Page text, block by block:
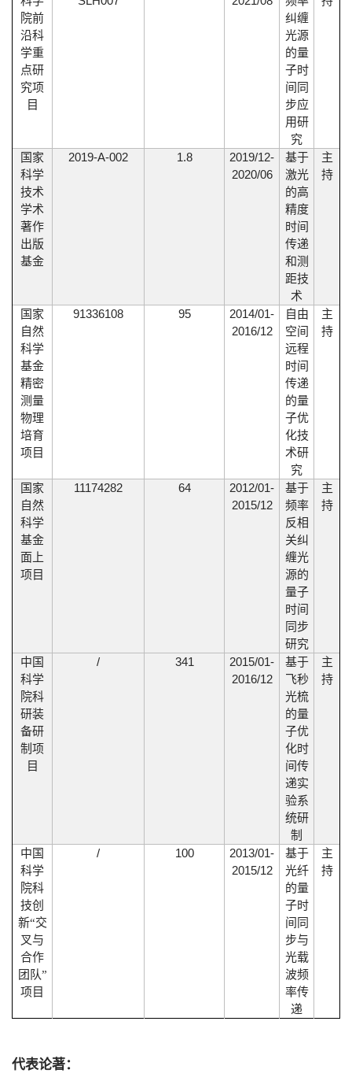
院前
沿科
学重
点研
究项
目
纠缠
光源
的量
子时
间同
步应
用研
究
国家
科学
技术
学术
著作
出版
基金
2019-A-002 1.8
2019/12-
2020/06
基于
激光
的高
精度
时间
传递
和测
距技
术
主
持
国家
自然
科学
基金
精密
测量
物理
培育
项目
91336108 95
2014/01-
2016/12
自由
空间
远程
时间
传递
的量
子优
化技
术研
究
主
持
国家
自然
科学
基金
面上
项目
11174282 64
2012/01-
2015/12
基于
频率
反相
关纠
缠光
源的
量子
时间
同步
研究
主
持
中国
科学
院科
研装
备研
制项
目
/ 341
2015/01-
2016/12
基于
飞秒
光梳
的量
子优
化时
间传
递实
验系
统研
制
主
持
中国
科学
院科
技创
新“交
叉与
合作
团队”
项目
/ 100
2013/01-
2015/12
基于
光纤
的量
子时
间同
步与
光载
波频
率传
递
主
持
代表论著：